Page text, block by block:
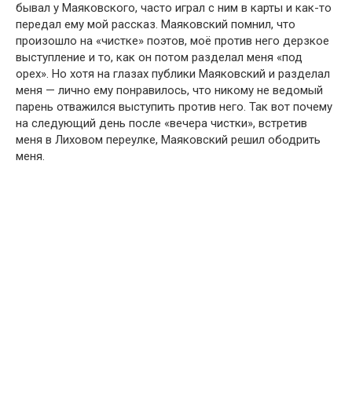
бывал у Маяковского, часто играл с ним в карты и как-то
передал ему мой рассказ. Маяковский помнил, что
произошло на «чистке» поэтов, моё против него дерзкое
выступление и то, как он потом разделал меня «под
орех». Но хотя на глазах публики Маяковский и разделал
меня — лично ему понравилось, что никому не ведомый
парень отважился выступить против него. Так вот почему
на следующий день после «вечера чистки», встретив
меня в Лиховом переулке, Маяковский решил ободрить
меня.